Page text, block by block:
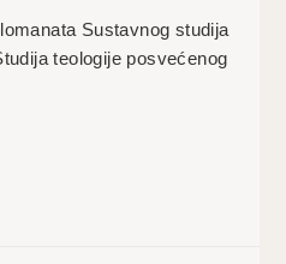
Sustavnog studija
teologije posvećenog